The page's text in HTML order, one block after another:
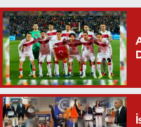
Oryantiring
Özel Sporcular
Paralimpik